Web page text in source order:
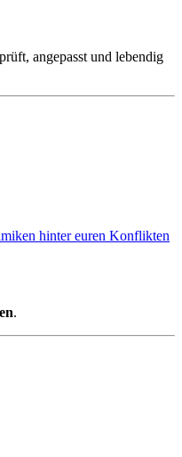
angepasst und lebendig
hinter euren Konflikten
.